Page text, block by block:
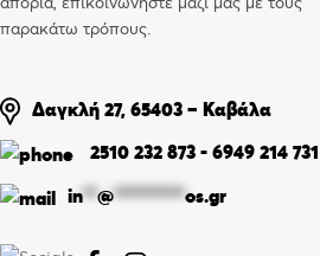
παρακάτω τρόπους.
Δαγκλή 27, 65403 – Καβάλα
2510 232 873 - 6949 214 731
in**@**********os.gr